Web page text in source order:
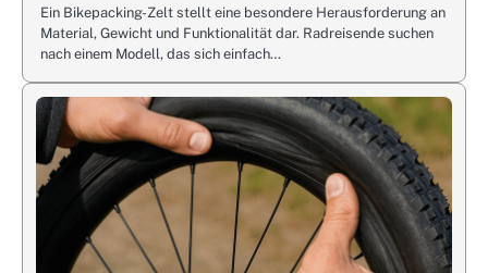
Ein Bikepacking-Zelt stellt eine besondere Herausforderung an
Material, Gewicht und Funktionalität dar. Radreisende suchen
nach einem Modell, das sich einfach…